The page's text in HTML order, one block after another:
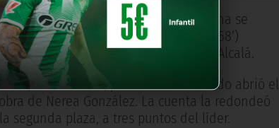
por la categoría. Este fin de semana se
Nerea Poleo (26’) y Laura Delgado (68’)
al segundo clasificado, el Ciudad Alcalá.
el Azahar CF, por 3-0. Rocío Salado abrió el
de Nerea González. La cuenta la redondeó
segunda plaza, a tres puntos del líder.